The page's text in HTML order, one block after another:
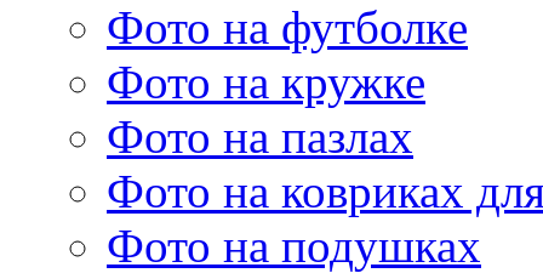
Фото на футболке
Фото на кружке
Фото на пазлах
Фото на ковриках
Фото на подушках